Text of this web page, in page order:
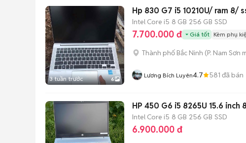
3 tuần trước 6
Hp 830 G7 i5 10210U/ ram 8/
Intel Core i5 8 GB 256 GB SSD
7.700.000 đ Giá tốt Kèm phụ
Thành phố Bắc Ninh (P. Nam Sơn
Lương Bích Luyên4.7 581 đã bán
HP 450 G6 i5 8265U 15.6 inch
Intel Core i5 8 GB 256 GB SSD
6.900.000 đ